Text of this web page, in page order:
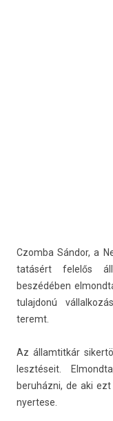
Czom­ba Sándor, a
tatásért felelős
beszédében
tulaj­donú
teremt.
Az állam­titkár
lesztéseit.
beruházni, de aki
nyer­tese.